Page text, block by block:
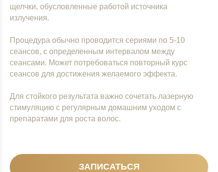
щелчки, обусловленные работой источника
излучения.
Процедура обычно проводится сериями по 5-10
сеансов, с определенным интервалом между
сеансами. Может потребоваться повторный курс
сеансов для достижения желаемого эффекта.
Для стойкого результата важно сочетать лазерную
стимуляцию с регулярным домашним уходом с
препаратами для роста волос.
ЗАПИСАТЬСЯ